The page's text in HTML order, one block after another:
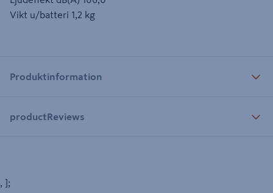
Vikt u/batteri 1,2 kg
Produktinformation
productReviews
, ];